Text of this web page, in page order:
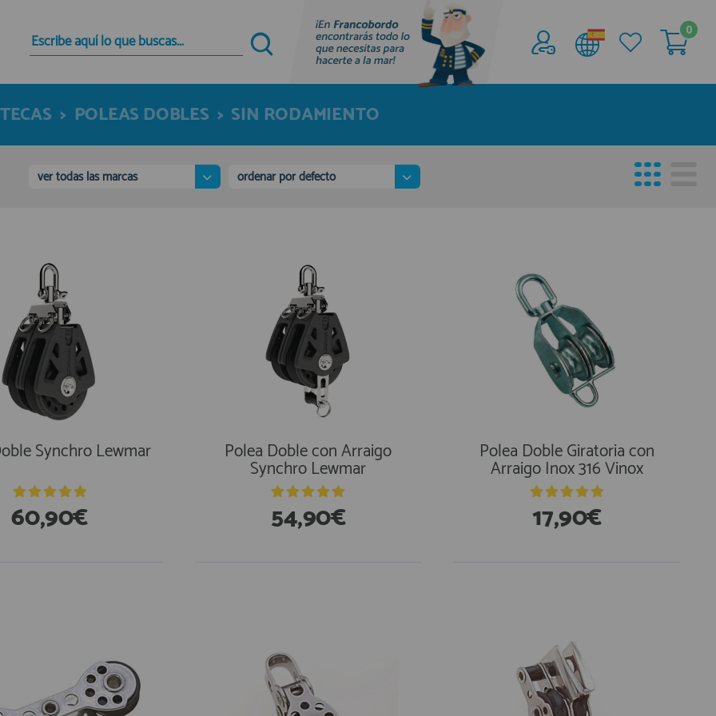
Quiero registrarme
Nuevo cliente
Al crear una cuenta en francobordo.com podrás
tienda virtual, revisar el estado de tus pedidos y
consultar tus operaciones anteriores.
Acceder al
Área profesionales
Únete ya a los mas de de 500 Profesionales de
la Náutica
0
> POLEAS DOBLES > SIN RODAMIENTO
ver todas las marcas ordenar por defecto
Synchro Lewmar
60,90€
Polea Doble con Arraigo
Synchro Lewmar
54,90€
Polea Doble Giratoria con
Arraigo Inox 316 Vinox
17,90€